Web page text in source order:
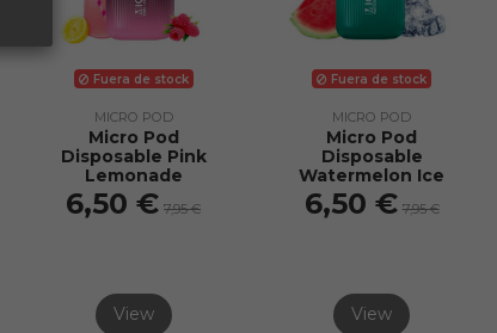
Fuera de stock
MICRO POD
Micro Pod
Disposable Pink
Lemonade
6,50 € 7,95 €
View
Fuera de stock
MICRO POD
Micro Pod
Disposable
Watermelon Ice
6,50 € 7,95 €
View